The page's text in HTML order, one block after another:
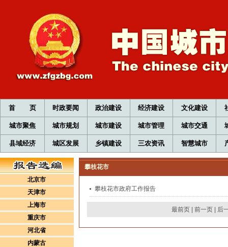
首 页 时政要闻 政治建设 经济建设 文化建设
城市聚焦 城市规划 城市建设 城市管理 城市交通
县域经济 城区发展 乡镇建设 三农资讯 智慧城市
北京市
天津市
上海市
重庆市
河北省
内蒙古
攀枝花市
攀枝花市政府工作报告
最前页 前一页 后